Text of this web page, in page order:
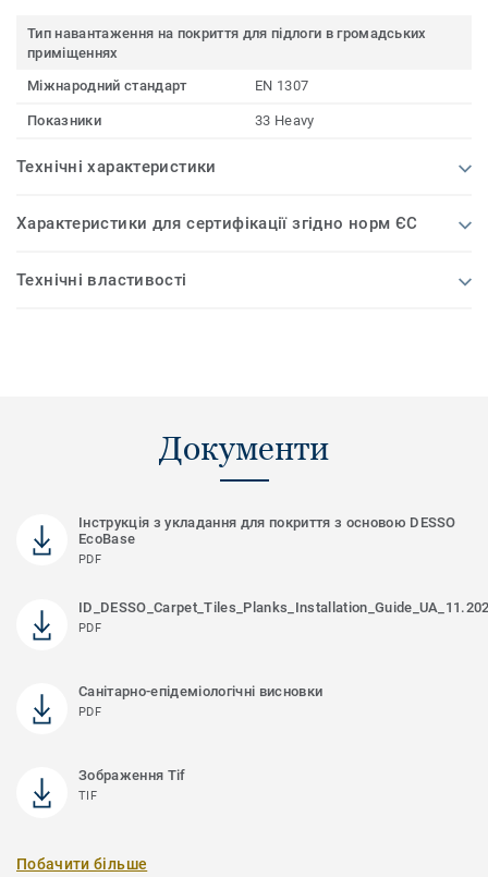
Тип навантаження на покриття для підлоги в громадських
приміщеннях
Міжнародний стандарт
EN 1307
Показники 33 Heavy
Технічні характеристики
Характеристики для сертифікації згідно норм ЄС
Технічні властивості
Документи
Інструкція з укладання для покриття з основою DESSO
EcoBase
PDF
PDF
Санітарно-епідеміологічні висновки
PDF
Зображення Tif
TIF
Побачити більше